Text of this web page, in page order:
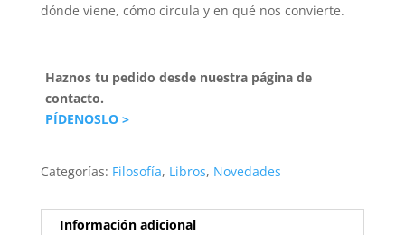
dónde viene, cómo circula y en qué nos convierte.
Haznos tu pedido desde nuestra página de
contacto.
PÍDENOSLO >
Categorías: Filosofía, Libros, Novedades
Información adicional